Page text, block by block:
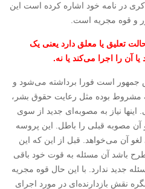
کری در نامه خود اشاره کرده است این
و قوه مجریه است.
تعلیق یا معلق دارد یعنی یک
آن را اجرا می‌کند یا نه.
جمهور است فورا برداشته می‌شود و
بوده مثل رعایت حقوق بشر،
نیاز به مصوبه‌‌ای جدید از سوی
آن مصوبه قبلی را باطل. این پروسه
آن می‌خواهد. قبل از این که این
باشد آن مسئله به قوت خود باقی
جدید ندارد. با این حال قوه مجریه
نقش بازدارنده‌‌ای در مورد اجرای